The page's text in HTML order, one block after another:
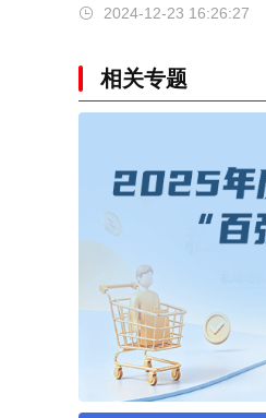
2024-12-23 16:26:27
相关专题